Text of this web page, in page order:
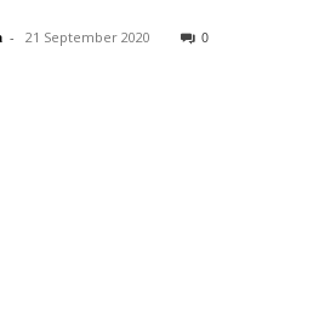
- 21 September 2020 0